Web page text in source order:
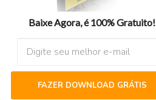
Baixe Agora, é 100% Gratuito!
FAZER DOWNLOAD GRÁTIS